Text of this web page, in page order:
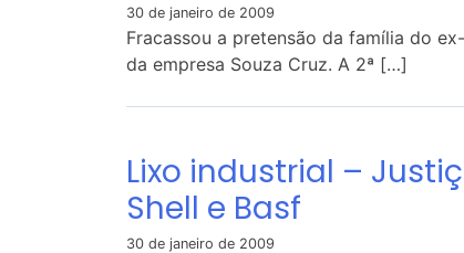
30 de janeiro de 2009
Fracassou a pretensão da família do
da empresa Souza Cruz. A 2ª […]
Lixo industrial –
Shell e Basf
30 de janeiro de 2009